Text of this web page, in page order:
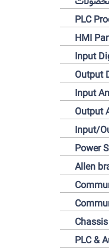
PLC
HMI
Input
Output
Input
Output
Input/
Power
Allen
Chassis
PLC &